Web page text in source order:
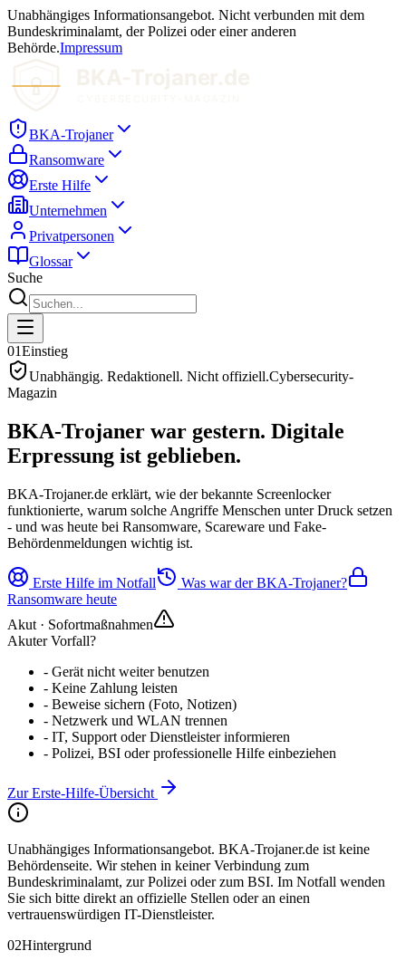
Unabhängiges Informationsangebot. Nicht verbunden mit dem
Bundeskriminalamt, der Polizei oder einer anderen
Behörde.Impressum
BKA-Trojaner
Ransomware
Erste Hilfe
Unternehmen
Privatpersonen
Glossar
Suche
01Einstieg
Unabhängig. Redaktionell. Nicht offiziell.Cybersecurity-
Magazin
BKA-Trojaner war gestern. Digitale
Erpressung ist geblieben.
BKA-Trojaner.de erklärt, wie der bekannte Screenlocker
funktionierte, warum solche Angriffe Menschen unter Druck setzen
- und was heute bei Ransomware, Scareware und Fake-
Behördenmeldungen wichtig ist.
Erste Hilfe im Notfall
Was war der BKA-Trojaner?
Ransomware heute
Akut · Sofortmaßnahmen
Akuter Vorfall?
- Gerät nicht weiter benutzen
- Keine Zahlung leisten
- Beweise sichern (Foto, Notizen)
- Netzwerk und WLAN trennen
- IT, Support oder Dienstleister informieren
- Polizei, BSI oder professionelle Hilfe einbeziehen
Zur Erste-Hilfe-Übersicht
Unabhängiges Informationsangebot. BKA-Trojaner.de ist keine
Behördenseite. Wir stehen in keiner Verbindung zum
Bundeskriminalamt, zur Polizei oder zum BSI. Im Notfall wenden
Sie sich bitte direkt an offizielle Stellen oder an einen
vertrauenswürdigen IT-Dienstleister.
02Hintergrund